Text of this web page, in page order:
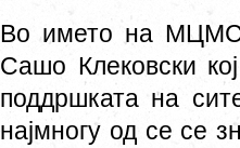
Во името на МЦМС
Сашо Клековски
поддршката на
најмногу од се се